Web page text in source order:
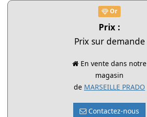
Or
Prix :
Prix sur demande
En vente dans notre
magasin
de MARSEILLE PRADO
Contactez-nous